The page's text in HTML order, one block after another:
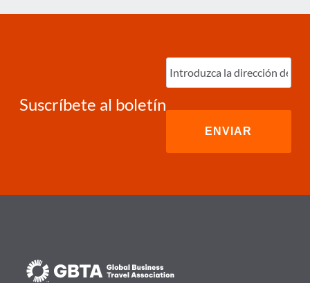
Suscríbete al boletín
Ingrese
correo
electrónico